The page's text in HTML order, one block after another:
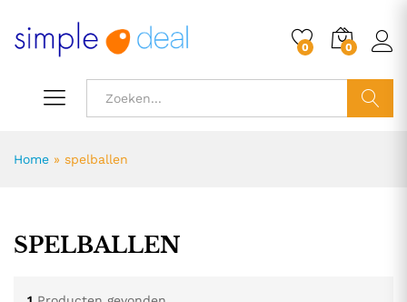
0 0
Home » spelballen
SPELBALLEN